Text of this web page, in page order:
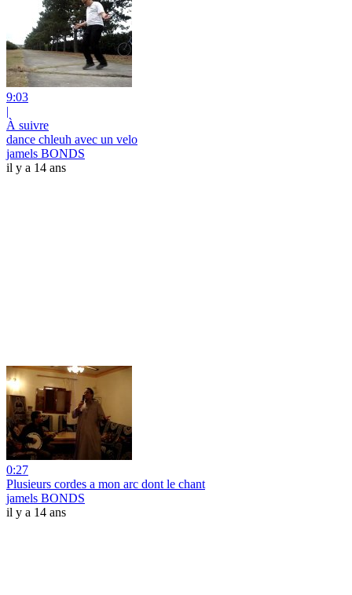
9:03
|
À suivre
dance chleuh avec un velo
jamels BONDS
il y a 14 ans
0:27
Plusieurs cordes a mon arc dont le chant
jamels BONDS
il y a 14 ans